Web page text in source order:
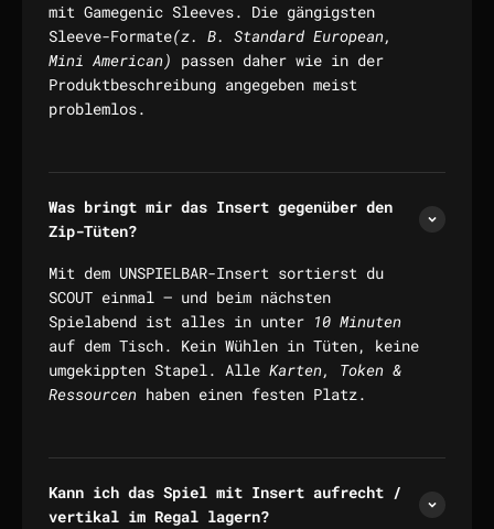
mit Gamegenic Sleeves. Die gängigsten
Sleeve-Formate(z. B. Standard European,
Mini American) passen daher wie in der
Produktbeschreibung angegeben meist
problemlos.
Was bringt mir das Insert gegenüber den
Zip-Tüten?
Mit dem UNSPIELBAR-Insert sortierst du
SCOUT einmal — und beim nächsten
Spielabend ist alles in unter 10 Minuten
auf dem Tisch. Kein Wühlen in Tüten, keine
umgekippten Stapel. Alle Karten, Token &
Ressourcen haben einen festen Platz.
Kann ich das Spiel mit Insert aufrecht /
vertikal im Regal lagern?